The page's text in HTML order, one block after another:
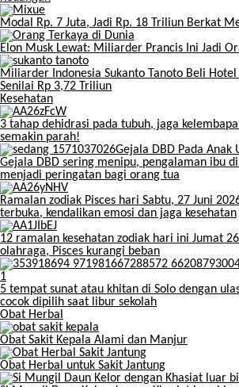
Modal Rp. 7 Juta, Jadi Rp. 18 Triliun Berkat
Elon Musk Lewat: Miliarder Prancis Ini Jadi
Miliarder Indonesia Sukanto Tanoto Beli
Senilai Rp 3,72 Triliun
Kesehatan
3 tahap dehidrasi pada tubuh, jaga
semakin parah!
Gejala DBD sering menipu, pengalaman ibu
menjadi peringatan bagi orang tua
Ramalan zodiak Pisces hari Sabtu, 27 Juni
terbuka, kendalikan emosi dan jaga kesehatan
12 ramalan kesehatan zodiak hari ini Jumat
olahraga, Pisces kurangi beban
5 tempat sunat atau khitan di Solo dengan
cocok dipilih saat libur sekolah
Obat Herbal
Obat Sakit Kepala Alami dan Manjur
Obat Herbal untuk Sakit Jantung